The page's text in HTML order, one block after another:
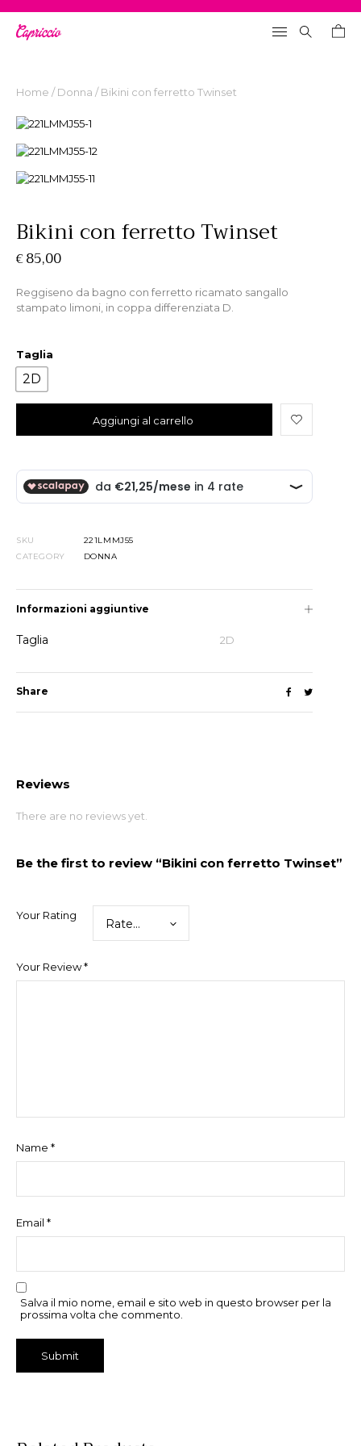
Search
for:
Home /Donna / Bikini con ferretto Twinset
Bikini con ferretto Twinset
€85,00
Reggiseno da bagno con ferretto ricamato sangallo
stampato limoni, in coppa differenziata D.
2D
Taglia
Aggiungi al carrello
Added to cart
SKU
221LMMJ55
CATEGORY
DONNA
Informazioni aggiuntive
Taglia 2D
Share
Reviews
There are no reviews yet.
Be the first to review “Bikini con ferretto Twinset”
Your Rating
Your Review*
Name *
Email *
Salva il mio nome, email e sito web in questo browser per la
prossima volta che commento.